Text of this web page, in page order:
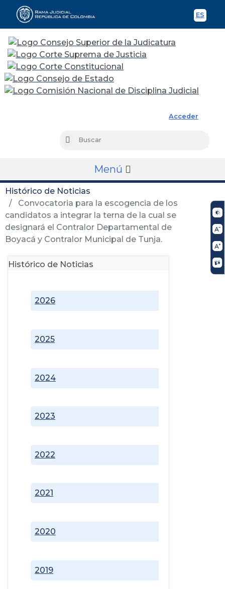
ES
Acceder
Buscar
Menú
Histórico de Noticias
Convocatoria para la escogencia de los
candidatos a integrar la terna de la cual se
designará el Contralor Departamental de
Boyacá y Contralor Municipal de Tunja.
Histórico de Noticias
2019
2020
2021
2022
2023
2024
2025
2026